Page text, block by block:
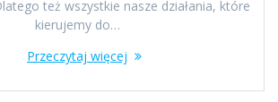
też wszystkie nasze działania, które
kierujemy do…
Przeczytaj więcej